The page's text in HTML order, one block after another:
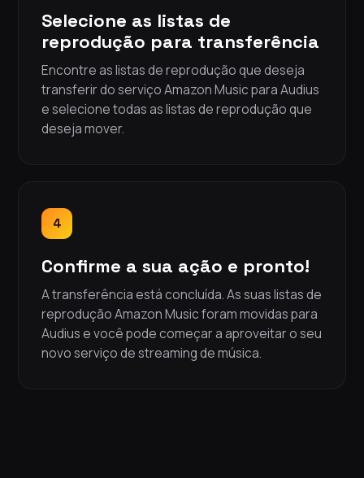
Selecione as listas de
reprodução para transferência
Encontre as listas de reprodução que deseja
transferir do serviço Amazon Music para Audius
e selecione todas as listas de reprodução que
deseja mover.
4
Confirme a sua ação e pronto!
A transferência está concluída. As suas listas de
reprodução Amazon Music foram movidas para
Audius e você pode começar a aproveitar o seu
novo serviço de streaming de música.